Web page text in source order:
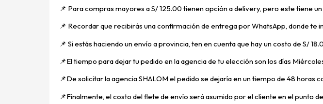
📌 Para compras mayores a S/ 125.00 tienen opción a delivery, pero este tiene
📌 Recordar que recibirás una confirmación de entrega por WhatsApp, donde te
📌 Si estás haciendo un envío a provincia, ten en cuenta que hay un costo de S/
📌El tiempo para dejar tu pedido en la agencia de tu elección son los días
📌De solicitar la agencia SHALOM el pedido se dejaría en un tiempo de 48 horas
📌Finalmente, el costo del flete de envío será asumido por el cliente en el punto